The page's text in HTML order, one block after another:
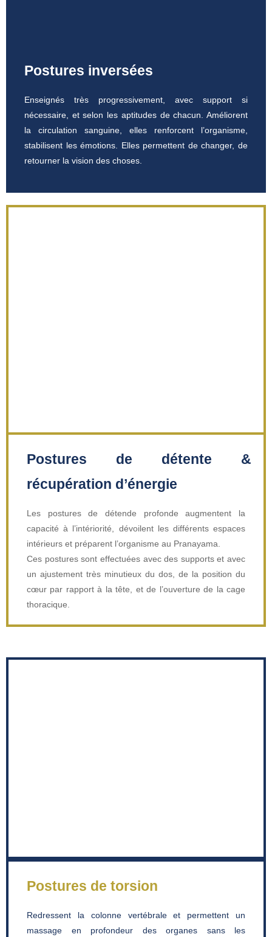
Postures inversées
Enseignés très progressivement, avec support si
nécessaire, et selon les aptitudes de chacun. Améliorent
la circulation sanguine, elles renforcent l’organisme,
stabilisent les émotions. Elles permettent de changer, de
retourner la vision des choses.
Postures de détente &
récupération d’énergie
Les postures de détende profonde augmentent la
capacité à l’intériorité, dévoilent les différents espaces
intérieurs et préparent l’organisme au Pranayama.
Ces postures sont effectuées avec des supports et avec
un ajustement très minutieux du dos, de la position du
cœur par rapport à la tête, et de l’ouverture de la cage
thoracique.
Postures de torsion
Redressent la colonne vertébrale et permettent un
massage en profondeur des organes sans les